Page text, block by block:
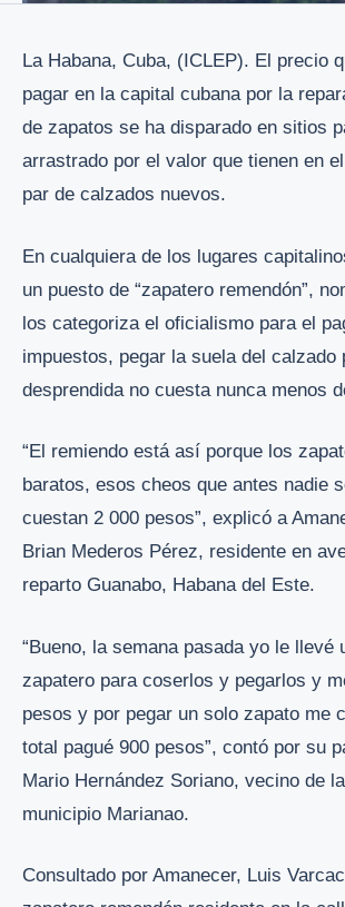
La Habana, Cuba, (ICLEP). El precio
pagar en la capital cubana por la
de zapatos se ha disparado en sitios
arrastrado por el valor que tienen en
par de calzados nuevos.
En cualquiera de los lugares
un puesto de “zapatero remendón”,
los categoriza el oficialismo para el
impuestos, pegar la suela del calzado
desprendida no cuesta nunca menos
“El remiendo está así porque los
baratos, esos cheos que antes nadie
cuestan 2 000 pesos”, explicó a
Brian Mederos Pérez, residente en
reparto Guanabo, Habana del Este.
“Bueno, la semana pasada yo le llevé
zapatero para coserlos y pegarlos y
pesos y por pegar un solo zapato me
total pagué 900 pesos”, contó por su
Mario Hernández Soriano, vecino de
municipio Marianao.
Consultado por Amanecer, Luis